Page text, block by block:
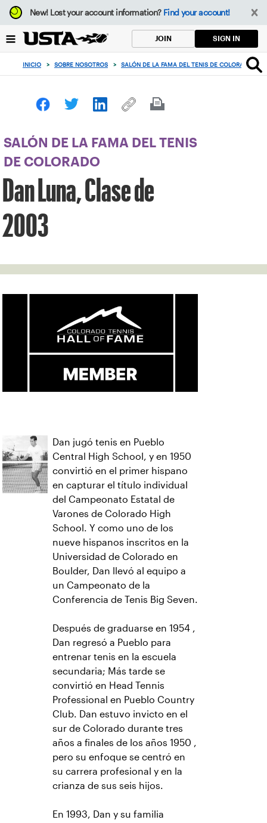
Enfoque
desde
botón
volver
principio
New!Lost your account information? Find your account!
JOIN SIGN IN
INICIO > SOBRE NOSOTROS > SALÓN DE LA FAMA DEL TENIS DE COLORADO >
SALÓN DE LA FAMA DEL TENIS
DE COLORADO
Dan Luna, Clase de
2003
Dan jugó tenis en Pueblo
Central High School, y en 1950
convirtió en el primer hispano
en capturar el título individual
del Campeonato Estatal de
Varones de Colorado High
School. Y como uno de los
nueve hispanos inscritos en la
Universidad de Colorado en
Boulder, Dan llevó al equipo a
un Campeonato de la
Conferencia de Tenis Big Seven.
Después de graduarse en 1954 ,
Dan regresó a Pueblo para
entrenar tenis en la escuela
secundaria; Más tarde se
convirtió en Head Tennis
Professional en Pueblo Country
Club. Dan estuvo invicto en el
sur de Colorado durante tres
años a finales de los años 1950 ,
pero su enfoque se centró en
su carrera profesional y en la
crianza de sus seis hijos.
En 1993, Dan y su familia